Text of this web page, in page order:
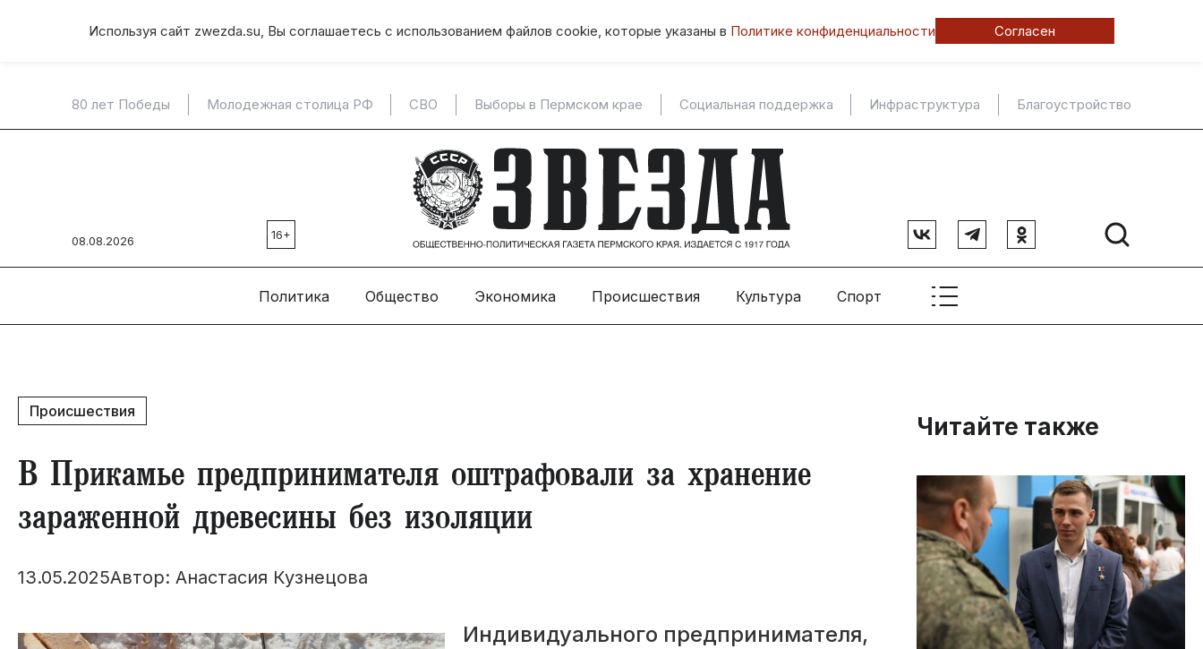
Используя сайт zwezda.su, Вы соглашаетесь с использованием файлов cookie, которые указаны в Политике конфиденциальности Согласен
80 лет Победы Молодежная столица РФ СВО Выборы в Пермском крае Социальная поддержка Инфраструктура Благоустройство
08.08.2026 16+
Политика Общество Экономика Происшествия Культура Спорт
Происшествия
​В Прикамье предпринимателя оштрафовали за хранение
зараженной древесины без изоляции
13.05.2025Автор: Анастасия Кузнецова
Индивидуального предпринимателя,
Читайте также